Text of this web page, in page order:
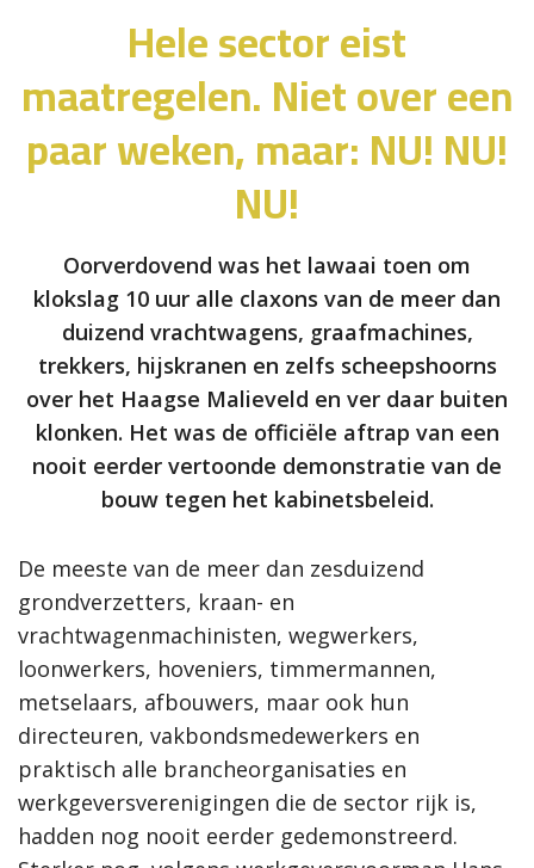
Hele sector eist
maatregelen. Niet over een
paar weken, maar: NU! NU!
NU!
Oorverdovend was het lawaai toen om
klokslag 10 uur alle claxons van de meer dan
duizend vrachtwagens, graafmachines,
trekkers, hijskranen en zelfs scheepshoorns
over het Haagse Malieveld en ver daar buiten
klonken. Het was de officiële aftrap van een
nooit eerder vertoonde demonstratie van de
bouw tegen het kabinetsbeleid.
De meeste van de meer dan zesduizend
grondverzetters, kraan- en
vrachtwagenmachinisten, wegwerkers,
loonwerkers, hoveniers, timmermannen,
metselaars, afbouwers, maar ook hun
directeuren, vakbondsmedewerkers en
praktisch alle brancheorganisaties en
werkgeversverenigingen die de sector rijk is,
hadden nog nooit eerder gedemonstreerd.